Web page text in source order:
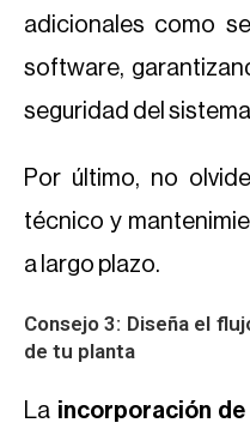
adicionales como
software,
seguridad del
Por último, no
técnico y
a largo plazo.
Consejo 3: Diseña el
de tu planta
La incorporación